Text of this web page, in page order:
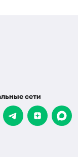
сети